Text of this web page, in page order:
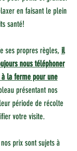
en faisant le plein
santé!
ses propres règles, il
nous téléphoner
la ferme pour une
présentant nos
période de récolte
votre visite.
prix sont sujets à